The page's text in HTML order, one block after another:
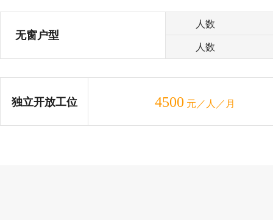
无窗户型
人数
人数
独立开放工位 4500 元／人／月